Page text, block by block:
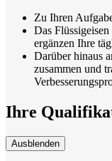
Zu Ihren
Das
ergänzen Ihre
Darüber hinaus
zusammen und
Ihre
Ausblenden